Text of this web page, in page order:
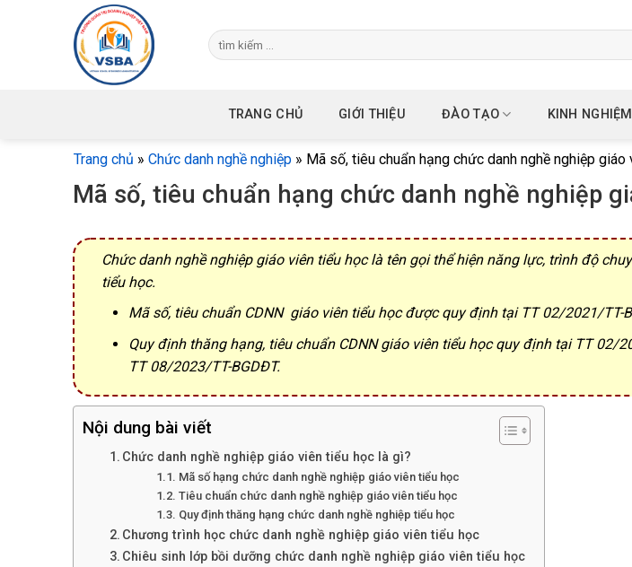
TRANG CHỦ GIỚI THIỆU ĐÀO TẠO KINH NGHIỆM
Trang chủ » Chức danh nghề nghiệp » Mã số, tiêu chuẩn hạng chức danh nghề nghiệp giáo
Mã số, tiêu chuẩn hạng chức danh nghề nghiệp
Chức danh nghề nghiệp giáo viên tiểu học là tên gọi thể hiện năng lực, trình độ
tiểu học.
Mã số, tiêu chuẩn CDNN giáo viên tiểu học được quy định tại TT 02/2021/TT-
Quy định thăng hạng, tiêu chuẩn CDNN giáo viên tiểu học quy định tại TT 02/
TT 08/2023/TT-BGDĐT.
Nội dung bài viết
Chức danh nghề nghiệp giáo viên tiểu học là gì?
Mã số hạng chức danh nghề nghiệp giáo viên tiểu học
Tiêu chuẩn chức danh nghề nghiệp giáo viên tiểu học
Quy định thăng hạng chức danh nghề nghiệp tiểu học
Chương trình học chức danh nghề nghiệp giáo viên tiểu học
Chiêu sinh lớp bồi dưỡng chức danh nghề nghiệp giáo viên tiểu học